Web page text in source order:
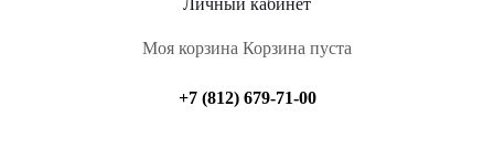
Личный кабинет
Моя корзина Корзина пуста
+7 (812) 679-71-00